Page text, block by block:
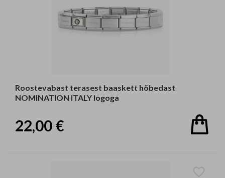
Roostevabast terasest baaskett hõbedast
NOMINATION ITALY logoga
22,00 €